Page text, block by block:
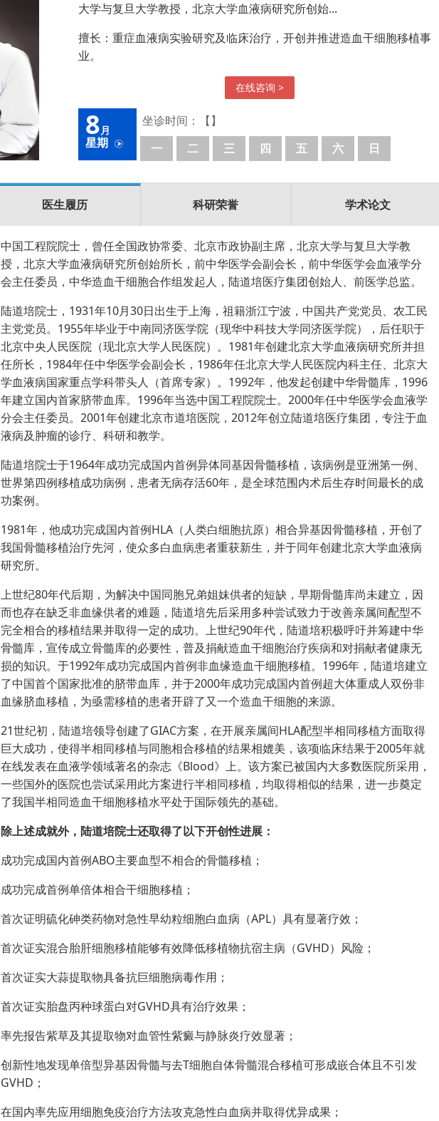
大学与复旦大学教授，北京大学血液病研究所创始...
擅长： 重症血液病实验研究及临床治疗，开创并推进造血干细胞移植事
业。
在线咨询 >
8月
星期 一 二 三 四 五 六 日
坐诊时间：【】
医生履历 科研荣誉 学术论文
中国工程院院士，曾任全国政协常委、北京市政协副主席，北京大学与复旦大学教
授，北京大学血液病研究所创始所长，前中华医学会副会长，前中华医学会血液学分
会主任委员，中华造血干细胞合作组发起人，陆道培医疗集团创始人、前医学总监。
陆道培院士，1931年10月30日出生于上海，祖籍浙江宁波，中国共产党党员、农工民
主党党员。1955年毕业于中南同济医学院（现华中科技大学同济医学院），后任职于
北京中央人民医院（现北京大学人民医院）。1981年创建北京大学血液病研究所并担
任所长，1984年任中华医学会副会长，1986年任北京大学人民医院内科主任、北京大
学血液病国家重点学科带头人（首席专家）。1992年，他发起创建中华骨髓库，1996
年建立国内首家脐带血库。1996年当选中国工程院院士。2000年任中华医学会血液学
分会主任委员。2001年创建北京市道培医院，2012年创立陆道培医疗集团，专注于血
液病及肿瘤的诊疗、科研和教学。
陆道培院士于1964年成功完成国内首例异体同基因骨髓移植，该病例是亚洲第一例、
世界第四例移植成功病例，患者无病存活60年，是全球范围内术后生存时间最长的成
功案例。
1981年，他成功完成国内首例HLA（人类白细胞抗原）相合异基因骨髓移植，开创了
我国骨髓移植治疗先河，使众多白血病患者重获新生，并于同年创建北京大学血液病
研究所。
上世纪80年代后期，为解决中国同胞兄弟姐妹供者的短缺，早期骨髓库尚未建立，因
而也存在缺乏非血缘供者的难题，陆道培先后采用多种尝试致力于改善亲属间配型不
完全相合的移植结果并取得一定的成功。上世纪90年代，陆道培积极呼吁并筹建中华
骨髓库，宣传成立骨髓库的必要性，普及捐献造血干细胞治疗疾病和对捐献者健康无
损的知识。于1992年成功完成国内首例非血缘造血干细胞移植。1996年，陆道培建立
了中国首个国家批准的脐带血库，并于2000年成功完成国内首例超大体重成人双份非
血缘脐血移植，为亟需移植的患者开辟了又一个造血干细胞的来源。
21世纪初，陆道培领导创建了GIAC方案，在开展亲属间HLA配型半相同移植方面取得
巨大成功，使得半相同移植与同胞相合移植的结果相媲美，该项临床结果于2005年就
在线发表在血液学领域著名的杂志《Blood》上。该方案已被国内大多数医院所采用，
一些国外的医院也尝试采用此方案进行半相同移植，均取得相似的结果，进一步奠定
了我国半相同造血干细胞移植水平处于国际领先的基础。
除上述成就外，陆道培院士还取得了以下开创性进展：
成功完成国内首例ABO主要血型不相合的骨髓移植；
成功完成首例单倍体相合干细胞移植；
首次证明硫化砷类药物对急性早幼粒细胞白血病（APL）具有显著疗效；
首次证实混合胎肝细胞移植能够有效降低移植物抗宿主病（GVHD）风险；
首次证实大蒜提取物具备抗巨细胞病毒作用；
首次证实胎盘丙种球蛋白对GVHD具有治疗效果；
率先报告紫草及其提取物对血管性紫癜与静脉炎疗效显著；
创新性地发现单倍型异基因骨髓与去T细胞自体骨髓混合移植可形成嵌合体且不引发
GVHD；
在国内率先应用细胞免疫治疗方法攻克急性白血病并取得优异成果；